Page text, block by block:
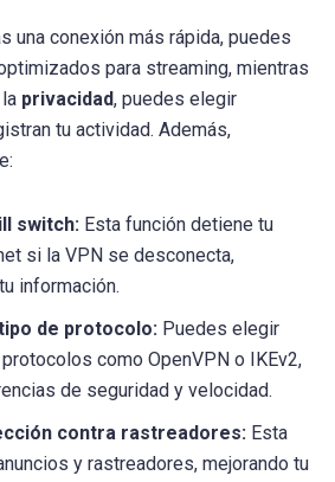
una conexión más rápida, puedes
para streaming, mientras
privacidad, puedes elegir
tu actividad. Además,
switch: Esta función detiene tu
si la VPN se desconecta,
información.
de protocolo: Puedes elegir
como OpenVPN o IKEv2,
de seguridad y velocidad.
contra rastreadores: Esta
y rastreadores, mejorando tu